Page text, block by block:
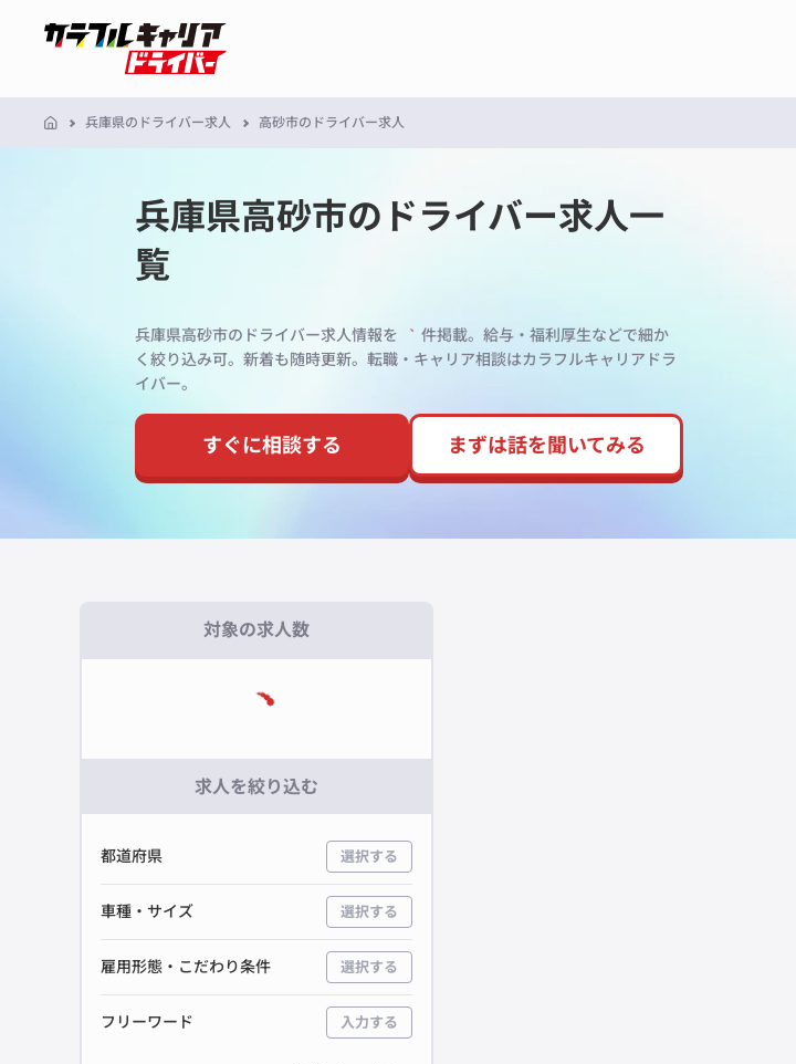
兵庫県のドライバー求人 高砂市のドライバー求人
兵庫県高砂市のドライバー求人一
覧
兵庫県高砂市のドライバー求人情報を
件掲載。給与・福利厚生などで細か
く絞り込み可。新着も随時更新。転職・キャリア相談はカラフルキャリアドラ
イバー。
すぐに相談する まずは話を聞いてみる
対象の求人数
求人を絞り込む
都道府県 選択する
車種・サイズ 選択する
雇用形態・こだわり条件 選択する
フリーワード 入力する